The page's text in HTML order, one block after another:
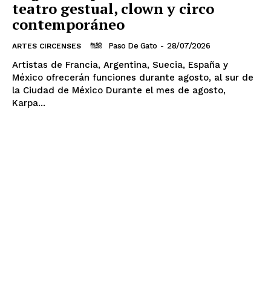
teatro gestual, clown y circo
contemporáneo
ARTES CIRCENSES Paso De Gato - 28/07/2026
Artistas de Francia, Argentina, Suecia, España y
México ofrecerán funciones durante agosto, al sur de
la Ciudad de México Durante el mes de agosto,
Karpa...